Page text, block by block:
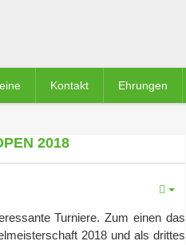
Kontakt Ehrungen
2018
Turniere. Zum einen das
2018 und als drittes